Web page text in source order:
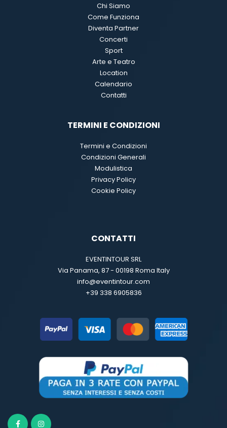
Chi Siamo
Come Funziona
Diventa Partner
Concerti
Sport
Arte e Teatro
Location
Calendario
Contatti
TERMINI E CONDIZIONI
Termini e Condizioni
Condizioni Generali
Modulistica
Privacy Policy
Cookie Policy
CONTATTI
EVENTINTOUR SRL
Via Panama, 87 - 00198 Roma Italy
info@eventintour.com
+39 338 6905836